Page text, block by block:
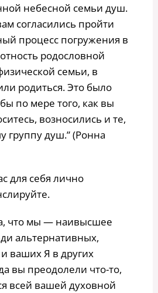
небесной семьи душ.
согласились пройти
процесс погружения в
родословной
семьи, в
родиться. Это было
по мере того, как вы
возносились и те,
группу душ.” (Ронна
для себя лично
что мы — наивысшее
альтернативных,
ваших Я в других
вы преодолели что-то,
всей вашей духовной